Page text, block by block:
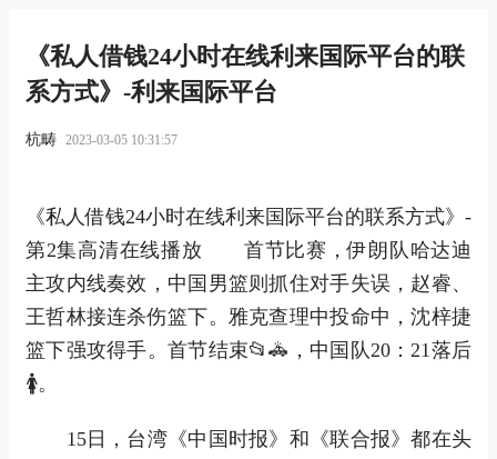
《私人借钱24小时在线利来国际平台的联
系方式》-利来国际平台
杭畴 2023-03-05 10:31:57
《私人借钱24小时在线利来国际平台的联系方式》-
第2集高清在线播放 首节比赛，伊朗队哈达迪
主攻内线奏效，中国男篮则抓住对手失误，赵睿、
王哲林接连杀伤篮下。雅克查理中投命中，沈梓捷
篮下强攻得手。首节结束📂🚓，中国队20：21落后
🚺。
15日，台湾《中国时报》和《联合报》都在头